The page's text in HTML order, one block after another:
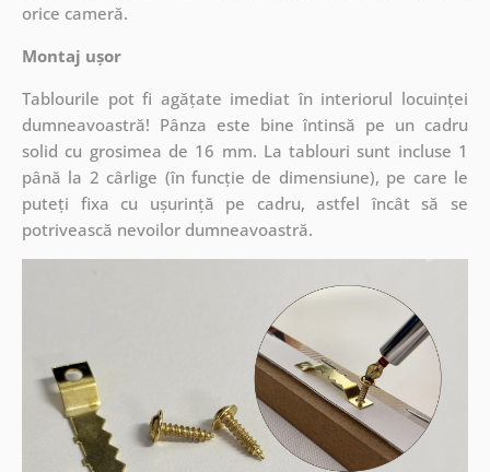
orice cameră.
Montaj ușor
Tablourile pot fi agățate imediat în interiorul locuinței
dumneavoastră! Pânza este bine întinsă pe un cadru
solid cu grosimea de 16 mm. La tablouri sunt incluse 1
până la 2 cârlige (în funcție de dimensiune), pe care le
puteți fixa cu ușurință pe cadru, astfel încât să se
potrivească nevoilor dumneavoastră.